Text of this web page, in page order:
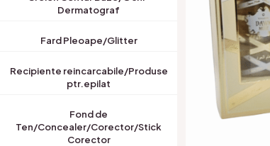
Dermatograf
Fard Pleoape/Glitter
Recipiente reincarcabile/Produse
ptr.epilat
Fond de
Ten/Concealer/Corector/Stick
Corector